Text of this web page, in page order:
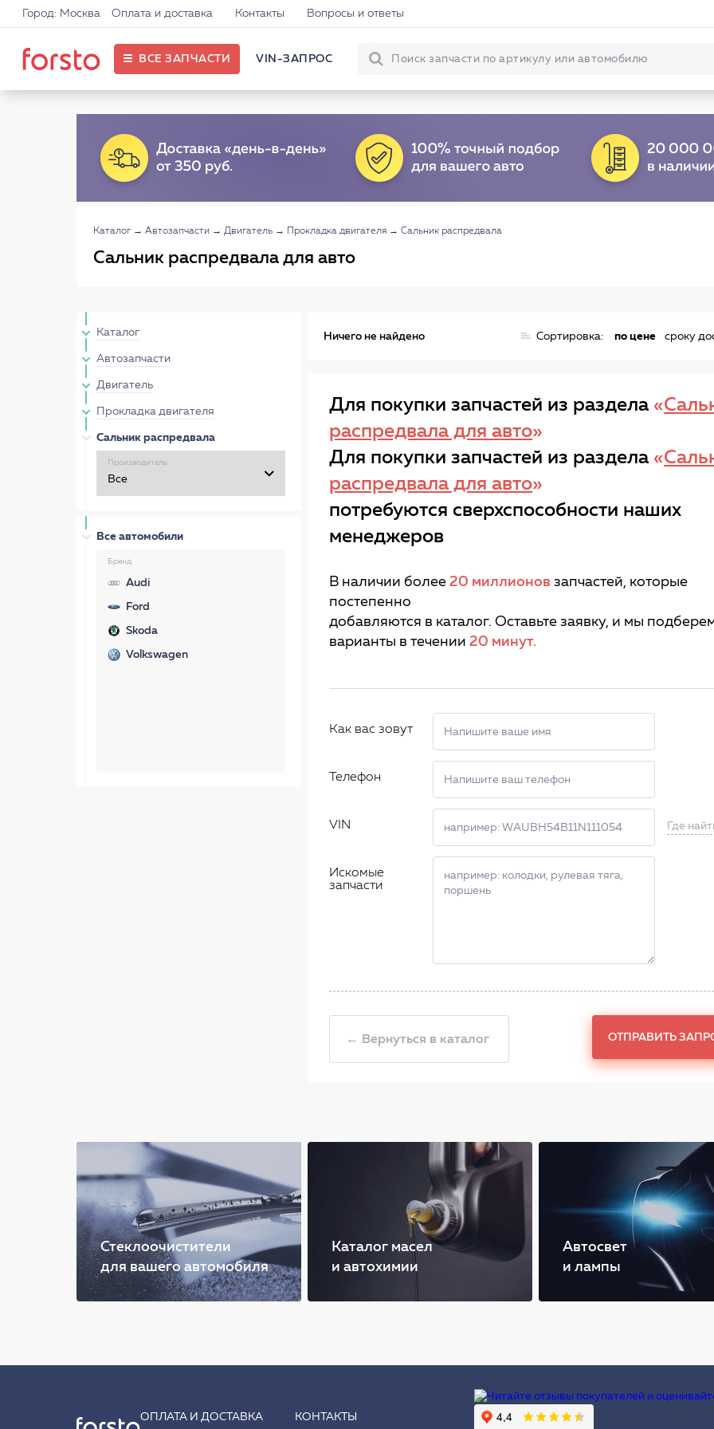
Город: Москва Оплата и доставка Контакты Вопросы и ответы
ВСЕ ЗАПЧАСТИ VIN-ЗАПРОС
Каталог → Автозапчасти → Двигатель → Прокладка двигателя → Сальник распредвала
Сальник распредвала для авто
Каталог
Автозапчасти
Двигатель
Прокладка двигателя
Сальник распредвала
Производитель
Все автомобили
Бренд
Audi
Ford
Skoda
Volkswagen
Ничего не найдено Сортировка: по цене сроку
Для покупки запчастей из раздела «
распредвала для авто»
Для покупки запчастей из раздела «
распредвала для авто»
потребуются сверхспособности наших
менеджеров
В наличии более 20 миллионов запчастей, которые
постепенно
добавляются в каталог. Оставьте заявку, и мы
варианты в течении 20 минут.
Как вас зовут
Телефон
VIN Где
Искомые
запчасти
← Вернуться в каталог ОТПРАВИТЬ
Стеклоочистители
для вашего автомобиля
Каталог масел
и автохимии
Автосвет
и лампы
ОПЛАТА И ДОСТАВКА КОНТАКТЫ